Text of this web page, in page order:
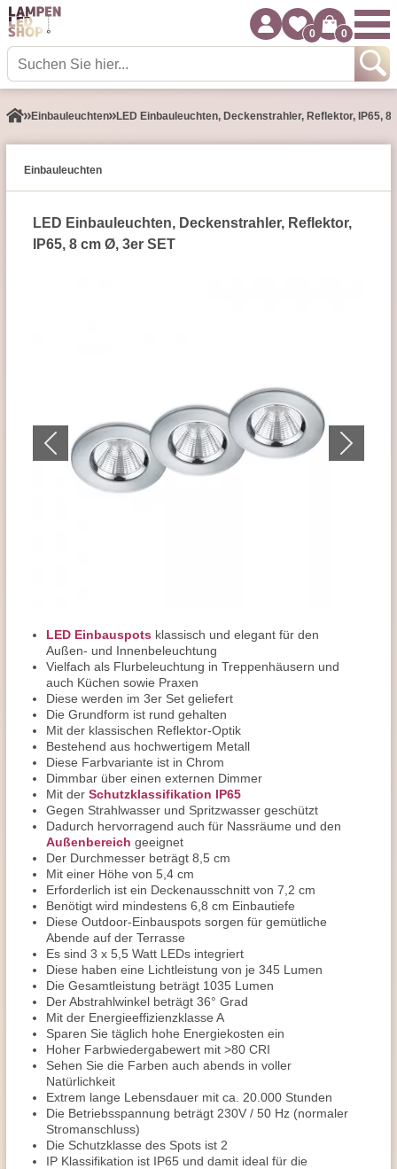
0 0
Einbauleuchten LED Einbauleuchten, Deckenstrahler, Reflektor, IP65, 8
Einbauleuchten
LED Einbauleuchten, Deckenstrahler, Reflektor,
IP65, 8 cm Ø, 3er SET
LED Einbauspots klassisch und elegant für den
Außen- und Innenbeleuchtung
Vielfach als Flurbeleuchtung in Treppenhäusern und
auch Küchen sowie Praxen
Diese werden im 3er Set geliefert
Die Grundform ist rund gehalten
Mit der klassischen Reflektor-Optik
Bestehend aus hochwertigem Metall
Diese Farbvariante ist in Chrom
Dimmbar über einen externen Dimmer
Mit der Schutzklassifikation IP65
Gegen Strahlwasser und Spritzwasser geschützt
Dadurch hervorragend auch für Nassräume und den
Außenbereich geeignet
Der Durchmesser beträgt 8,5 cm
Mit einer Höhe von 5,4 cm
Erforderlich ist ein Deckenausschnitt von 7,2 cm
Benötigt wird mindestens 6,8 cm Einbautiefe
Diese Outdoor-Einbauspots sorgen für gemütliche
Abende auf der Terrasse
Es sind 3 x 5,5 Watt LEDs integriert
Diese haben eine Lichtleistung von je 345 Lumen
Die Gesamtleistung beträgt 1035 Lumen
Der Abstrahlwinkel beträgt 36° Grad
Mit der Energieeffizienzklasse A
Sparen Sie täglich hohe Energiekosten ein
Hoher Farbwiedergabewert mit >80 CRI
Sehen Sie die Farben auch abends in voller
Natürlichkeit
Extrem lange Lebensdauer mit ca. 20.000 Stunden
Die Betriebsspannung beträgt 230V / 50 Hz (normaler
Stromanschluss)
Die Schutzklasse des Spots ist 2
IP Klassifikation ist IP65 und damit ideal für die